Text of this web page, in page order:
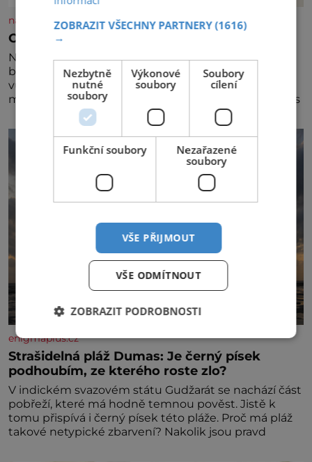
nasehvezdy.cz
Osamělá herečka Syslová všechno vzdala?
Nedávno se povídalo, že má Dana Syslová (80)
blízkého přítele, který je jí oporou. Ale je to ještě
vůbec pravda? V posledních dnech čím dál častěji
mluví o svém odchodu. Dohnala ji snad samota? Půs
enigmaplus.cz
Strašidelná pláž Dumas: Je černý písek
podhoubím, ze kterého roste zlo?
V indickém svazovém státu Gudžarát se nachází část
pobřeží, které má hodně temnou pověst. Jistě k
tomu přispívá i černý písek této pláže. Proč má pláž
takové netypické zbarvení? Nakolik jsou pravd
ZOBRAZIT VŠECHNY PARTNERY(1616)
→
Nezbytně
nutné
soubory
Výkonové
soubory
Soubory
cílení
Funkční soubory
Nezařazené
soubory
VŠE PŘIJMOUT
VŠE ODMÍTNOUT
ZOBRAZIT PODROBNOSTI